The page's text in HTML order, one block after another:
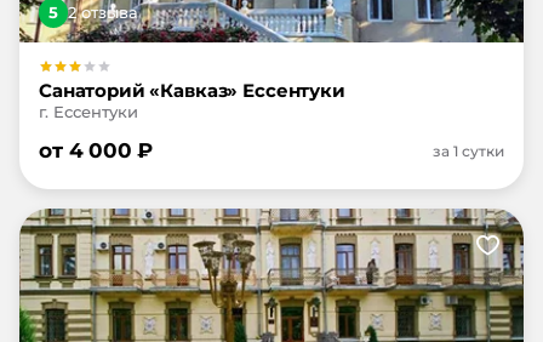
5 2отзыва
Санаторий «Кавказ» Ессентуки
г. Ессентуки
от 4 000 ₽ за 1 сутки